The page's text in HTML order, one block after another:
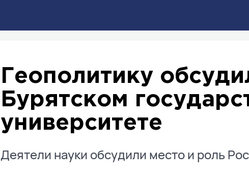
Геополитику
Бурятском
университете
Деятели науки обсудили место и роль